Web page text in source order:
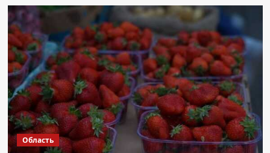
квітні
на
довоєнні
показники
експорту
Область